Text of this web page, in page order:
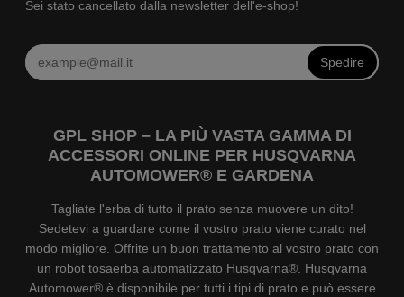
Sei stato cancellato dalla newsletter dell'e-shop!
Spedire
GPL SHOP – LA PIÙ VASTA GAMMA DI
ACCESSORI ONLINE PER HUSQVARNA
AUTOMOWER® E GARDENA
Tagliate l'erba di tutto il prato senza muovere un dito!
Sedetevi a guardare come il vostro prato viene curato nel
modo migliore. Offrite un buon trattamento al vostro prato con
un robot tosaerba automatizzato Husqvarna®. Husqvarna
Automower® è disponibile per tutti i tipi di prato e può essere